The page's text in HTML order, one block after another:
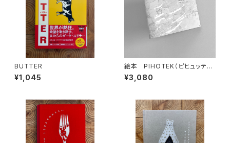
BUTTER
¥1,045
絵本 PIHOTEK（ピヒュッティ）
北極を風と歩く
¥3,080